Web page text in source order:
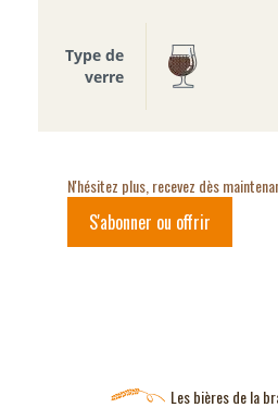
Type de
verre
N'hésitez plus, recevez dès
S'abonner ou offrir
Les bières de la